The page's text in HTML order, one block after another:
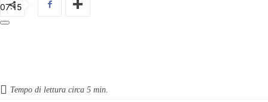
07:15
Tempo di lettura circa 5 min.